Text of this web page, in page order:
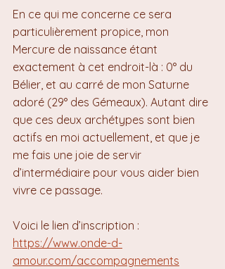
En ce qui me concerne ce sera
particulièrement propice, mon
Mercure de naissance étant
exactement à cet endroit-là : 0° du
Bélier, et au carré de mon Saturne
adoré (29° des Gémeaux). Autant dire
que ces deux archétypes sont bien
actifs en moi actuellement, et que je
me fais une joie de servir
d’intermédiaire pour vous aider bien
vivre ce passage.
Voici le lien d’inscription :
https://www.onde-d-
amour.com/accompagnements